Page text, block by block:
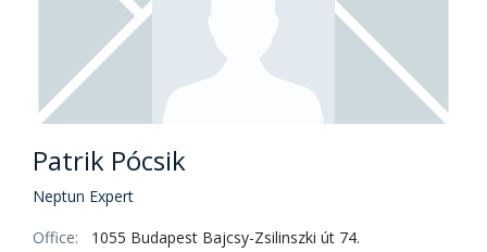
Patrik Pócsik
Neptun Expert
Office:
1055 Budapest Bajcsy-Zsilinszki út 74.